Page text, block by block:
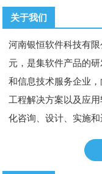
关于我们
河南银恒软件科技有
元，是集软件产品的
和信息技术服务企业
工程解决方案以及应
化咨询、设计、实施和